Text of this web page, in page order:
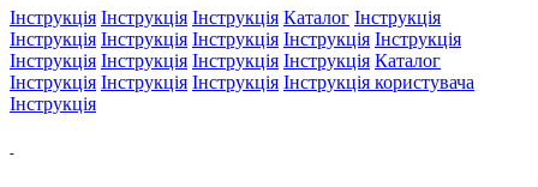
Інструкція Інструкція Інструкція Каталог Інструкція
Інструкція Інструкція Інструкція Інструкція Інструкція
Інструкція Інструкція Інструкція Інструкція Каталог
Інструкція Інструкція Інструкція Інструкція користувача
Інструкція
-